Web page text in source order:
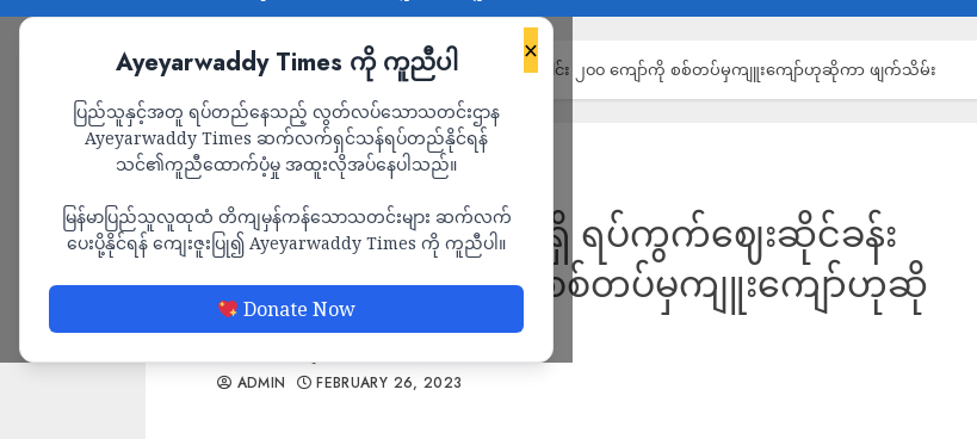
×
Ayeyarwaddy Times ကို ကူညီပါ
ပြည်သူနှင့်အတူ ရပ်တည်နေသည့် လွတ်လပ်သောသတင်းဌာန
Ayeyarwaddy Times ဆက်လက်ရှင်သန်ရပ်တည်နိုင်ရန်
သင်၏ကူညီထောက်ပံ့မှု အထူးလိုအပ်နေပါသည်။
မြန်မာပြည်သူလူထုထံ တိကျမှန်ကန်သောသတင်းများ ဆက်လက်
ပေးပို့နိုင်ရန် ကျေးဇူးပြု၍ Ayeyarwaddy Times ကို ကူညီပါ။
Donate Now
Home ယုဇနဥယျာဉ်မြို့တော်ရှိ ရပ်ကွက်ဈေးဆိုင်ခန်းပေါင်း ၂၀၀ ကျော်ကို စစ်တပ်မှကျူးကျော်ဟုဆိုကာ ဖျက်သိမ်း
သတင်း
ယုဇနဥယျာဉ်မြို့တော်ရှိ ရပ်ကွက်ဈေးဆိုင်ခန်း
ပေါင်း ၂၀၀ ကျော်ကို စစ်တပ်မှကျူးကျော်ဟုဆို
ကာ ဖျက်သိမ်း
ADMIN FEBRUARY 26, 2023